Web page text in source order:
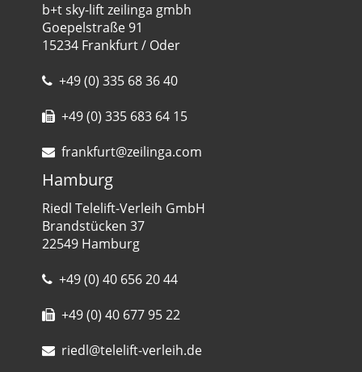
b+t sky-lift zeilinga gmbh
Goepelstraße 91
15234 Frankfurt / Oder
+49 (0) 335 68 36 40
+49 (0) 335 683 64 15
frankfurt@zeilinga.com
Hamburg
Riedl Telelift-Verleih GmbH
Brandstücken 37
22549 Hamburg
+49 (0) 40 656 20 44
+49 (0) 40 677 95 22
riedl@telelift-verleih.de